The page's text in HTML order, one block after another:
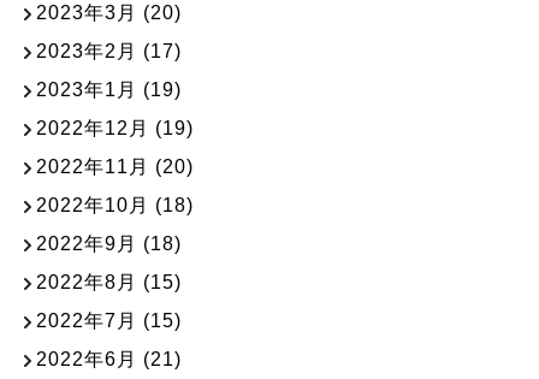
2023年3月 (20)
2023年2月 (17)
2023年1月 (19)
2022年12月 (19)
2022年11月 (20)
2022年10月 (18)
2022年9月 (18)
2022年8月 (15)
2022年7月 (15)
2022年6月 (21)